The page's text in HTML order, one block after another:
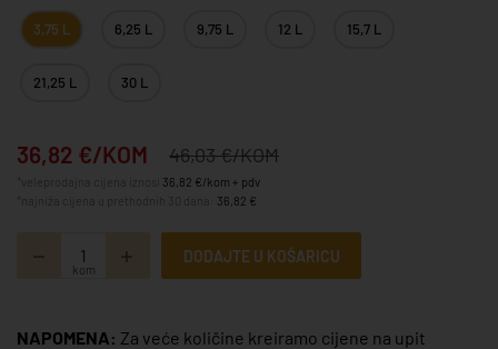
3,75 L 6,25 L 9,75 L 12 L 15,7 L
21,25 L 30 L
36,82 €/KOM 46,03 €/KOM
36,82 €/kom + pdv
36,82 €
kom
DODAJTE U KOŠARICU
NAPOMENA: Za veće količine kreiramo cijene na upit